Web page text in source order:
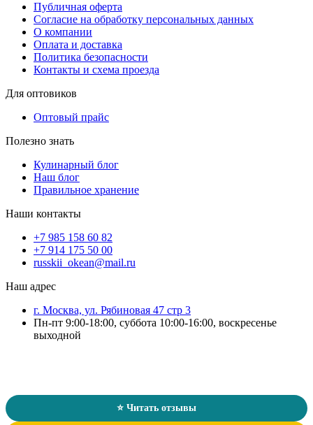
Публичная оферта
Согласие на обработку персональных данных
О компании
Оплата и доставка
Политика безопасности
Контакты и схема проезда
Для оптовиков
Оптовый прайс
Полезно знать
Кулинарный блог
Наш блог
Правильное хранение
Наши контакты
+7 985 158 60 82
+7 914 175 50 00
russkii_okean@mail.ru
Наш адрес
г. Москва, ул. Рябиновая 47 стр 3
Пн-пт 9:00-18:00, суббота 10:00-16:00, воскресенье
выходной
⭐ Читать отзывы